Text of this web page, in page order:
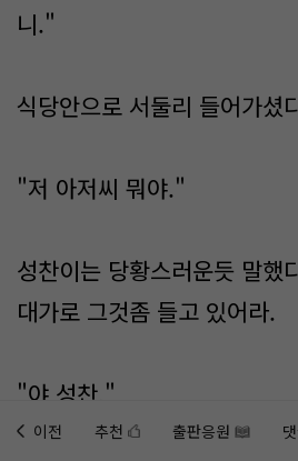
니."
식당안으로 서둘리 들어가셨
"저 아저씨 뭐야."
성찬이는 당황스러운듯 말했
대가로 그것좀 들고 있어라.
"야 성찬."
이전 추천 출판응원
홈에미노벨 웹추가하기